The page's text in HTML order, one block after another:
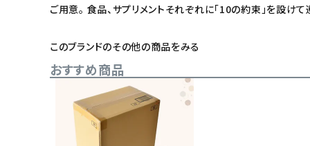
ご用意。 食品、サプリメントそれぞれに「10の約束」を設け
このブランドのその他の商品をみる
おすすめ商品